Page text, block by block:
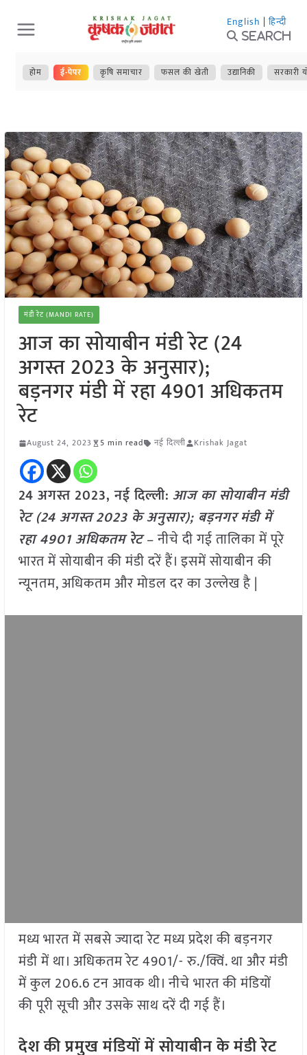
Skip
to
content
English | हिन्दी
Search
होम ई-पेपर कृषि समाचार फसल की खेती उद्यानिकी सरकारी
मंडी रेट (MANDI RATE)
आज का सोयाबीन मंडी रेट (24
अगस्त 2023 के अनुसार);
बड़नगर मंडी में रहा 4901 अधिकतम
रेट
August 24, 2023 5 min read नई दिल्ली Krishak Jagat
24 अगस्त 2023, नई दिल्ली: आज का सोयाबीन मंडी
रेट (24 अगस्त2023 के अनुसार); बड़नगर मंडी में
रहा 4901 अधिकतम रेट– नीचे दी गई तालिका में पूरे
भारत में सोयाबीन की मंडी दरें हैं। इसमें सोयाबीन की
न्यूनतम, अधिकतम और मोडल दर का उल्लेख है |
मध्य भारत में सबसे ज्यादा रेट मध्य प्रदेश की बड़नगर
मंडी में था। अधिकतम रेट 4901/- रु./क्विं. था और मंडी
में कुल 206.6 टन आवक थी। नीचे भारत की मंडियों
की पूरी सूची और उसके साथ दरें दी गई हैं।
देश की प्रमुख मंडियों में सोयाबीन के मंडी रेट